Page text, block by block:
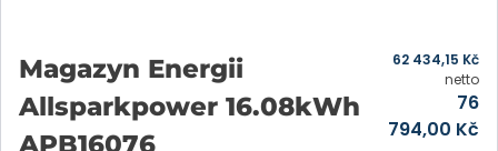
Magazyn Energii
Allsparkpower 16.08kWh
APB16076
76
794,00 Kč
62 434,15 Kč
netto